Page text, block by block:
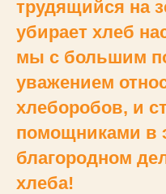
трудящийся на
убирает хлеб
мы с большим
уважением
хлеборобов, и
помощниками в
благородном
хлеба!